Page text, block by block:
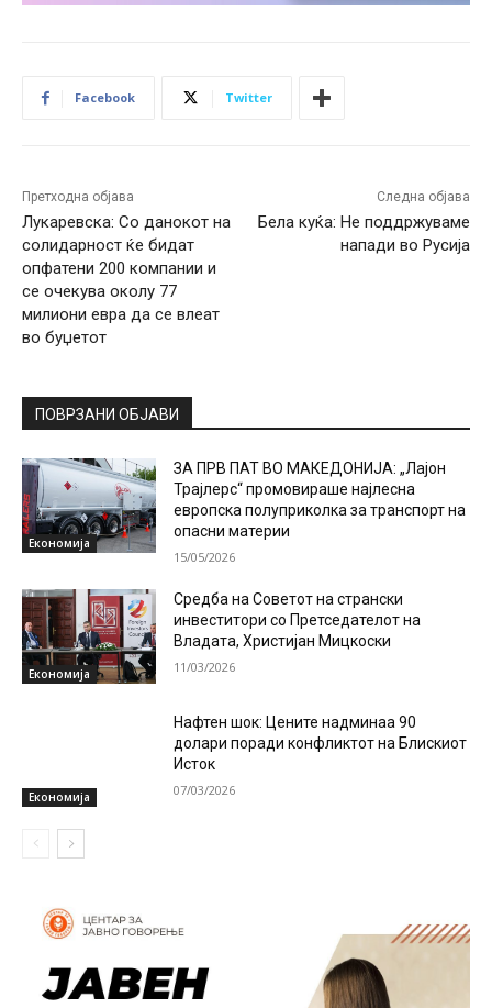
Facebook Twitter
Претходна објава
Лукаревска: Со данокот на
солидарност ќе бидат
опфатени 200 компании и
се очекува околу 77
милиони евра да се влеат
во буџетот
Следна објава
Бела куќа: Не поддржуваме
напади во Русија
ПОВРЗАНИ ОБЈАВИ
Економија
ЗА ПРВ ПАТ ВО МАКЕДОНИЈА: „Лајон
Трајлерс“ промовираше најлесна
европска полуприколка за транспорт на
опасни материи
15/05/2026
Економија
Средба на Советот на странски
инвеститори со Претседателот на
Владата, Христијан Мицкоски
11/03/2026
Економија
Нафтен шок: Цените надминаа 90
долари поради конфликтот на Блискиот
Исток
07/03/2026